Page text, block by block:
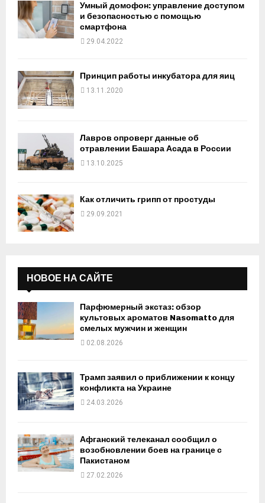
Умный домофон: управление доступом
и безопасностью с помощью
смартфона
29.04.2022
Принцип работы инкубатора для яиц
13.11.2020
Лавров опроверг данные об
отравлении Башара Асада в России
13.10.2025
Как отличить грипп от простуды
29.09.2021
НОВОЕ НА САЙТЕ
Парфюмерный экстаз: обзор
культовых ароматов Nasomatto для
смелых мужчин и женщин
02.08.2026
Трамп заявил о приближении к концу
конфликта на Украине
24.03.2026
Афганский телеканал сообщил о
возобновлении боев на границе с
Пакистаном
27.02.2026